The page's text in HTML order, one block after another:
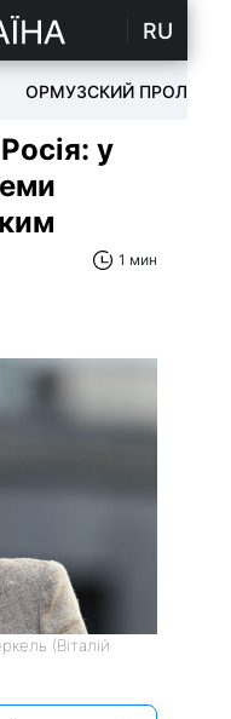
RU
ОРМУЗСКИЙ ПРОЛИВ
у
1 мин
(Віталій